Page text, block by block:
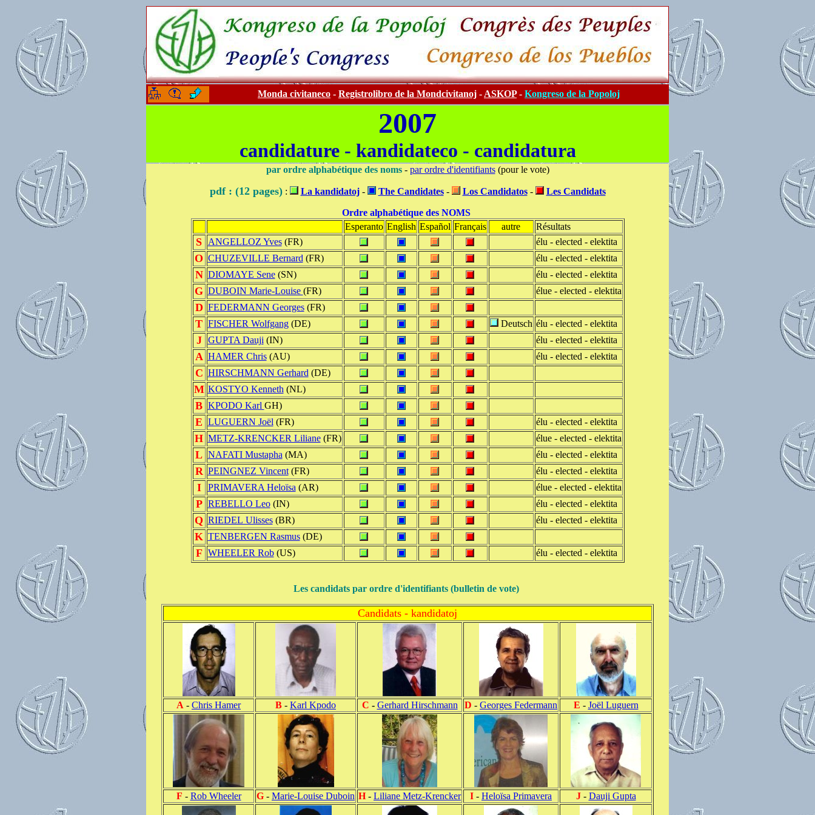
Monda civitaneco - Registrolibro de la Mondcivitanoj - ASKOP- Kongreso de la Popoloj
2007
candidature - kandidateco - candidatura
par ordre alphabétique des noms- par ordre d'identifiants(pour le vote)
pdf : (12 pages): La kandidatoj- The Candidates- Los Candidatos- Les Candidats
Ordre alphabétique des NOMS
Esperanto English Español Français autre Résultats
S ANGELLOZ Yves(FR) élu - elected - elektita
O CHUZEVILLE Bernard (FR) élu - elected - elektita
N DIOMAYE Sene(SN) élu - elected - elektita
G DUBOIN Marie-Louise (FR) élue - elected - elektita
D FEDERMANN Georges(FR)
T FISCHER Wolfgang(DE) Deutsch élu - elected - elektita
J GUPTA Dauji (IN) élu - elected - elektita
A HAMER Chris(AU) élu - elected - elektita
C HIRSCHMANN Gerhard (DE)
M KOSTYO Kenneth (NL)
B KPODO Karl GH)
E LUGUERN Joël (FR) élu - elected - elektita
H METZ-KRENCKER Liliane(FR) élue - elected - elektita
L NAFATI Mustapha (MA) élu - elected - elektita
R PEINGNEZ Vincent(FR) élu - elected - elektita
I PRIMAVERA Heloïsa (AR) élue - elected - elektita
P REBELLO Leo(IN) élu - elected - elektita
Q RIEDEL Ulisses(BR) élu - elected - elektita
K TENBERGEN Rasmus(DE)
F WHEELER Rob(US) élu - elected - elektita
Les candidats par ordre d'identifiants (bulletin de vote)
Candidats - kandidatoj
A - Chris Hamer B - Karl Kpodo C - Gerhard Hirschmann D - Georges Federmann E - Joël Luguern
F - Rob Wheeler G - Marie-Louise Duboin H- Liliane Metz-Krencker I - Heloïsa Primavera J- Dauji Gupta